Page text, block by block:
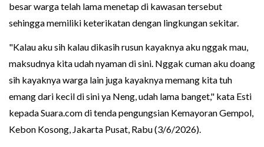
besar warga telah lama menetap di kawasan tersebut
sehingga memiliki keterikatan dengan lingkungan sekitar.
"Kalau aku sih kalau dikasih rusun kayaknya aku nggak mau,
maksudnya kita udah nyaman di sini. Nggak cuman aku doang
sih kayaknya warga lain juga kayaknya memang kita tuh
emang dari kecil di sini ya Neng, udah lama banget," kata Esti
kepada Suara.com di tenda pengungsian Kemayoran Gempol,
Kebon Kosong, Jakarta Pusat, Rabu (3/6/2026).